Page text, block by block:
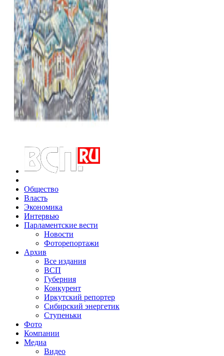
Общество
Власть
Экономика
Интервью
Парламентские вести
Новости
Фоторепортажи
Архив
Все издания
ВСП
Губерния
Конкурент
Иркутский репортер
Сибирский энергетик
Ступеньки
Фото
Компании
Медиа
Видео